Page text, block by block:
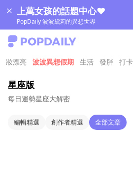
上萬女孩的話題中心❤
PopDaily 波波黛莉的異想世界
妝漂亮 波波異想假期 生活 發胖 打卡
星座版
每日運勢星座大解密
編輯精選 創作者精選 全部文章